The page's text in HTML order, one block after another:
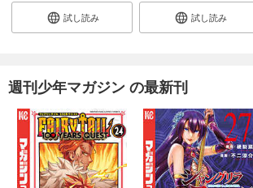
試し読み 試し読み
週刊少年マガジン の最新刊